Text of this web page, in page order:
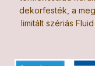
dekorfesték, a
limitált szériás